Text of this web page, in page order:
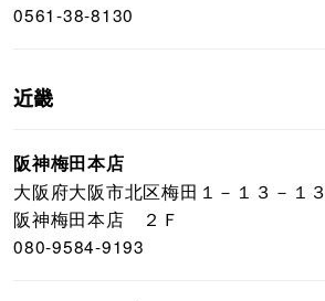
0561-38-8130
近畿
阪神梅田本店
大阪府大阪市北区梅田１－１３－１３
阪神梅田本店 ２Ｆ
080-9584-9193